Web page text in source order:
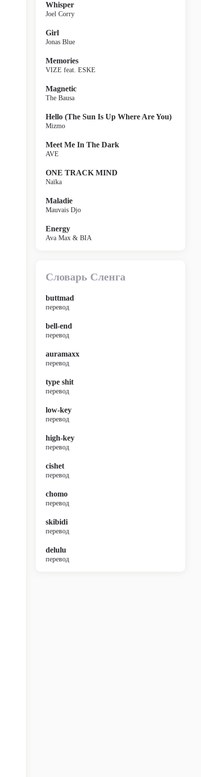
Whisper
Joel Corry
Girl
Jonas Blue
Memories
VIZE feat. ESKE
Magnetic
The Bausa
Hello (The Sun Is Up Where Are You)
Mizmo
Meet Me In The Dark
AVE
ONE TRACK MIND
Naïka
Maladie
Mauvais Djo
Energy
Ava Max & BIA
Словарь Сленга
buttmad
перевод
bell-end
перевод
auramaxx
перевод
type shit
перевод
low-key
перевод
high-key
перевод
cishet
перевод
chomo
перевод
skibidi
перевод
delulu
перевод